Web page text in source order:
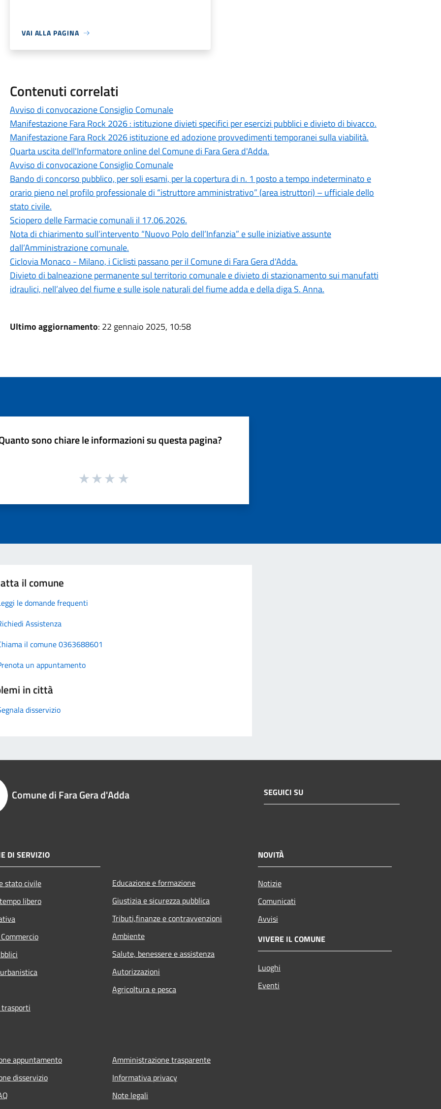
VAI ALLA PAGINA
Contenuti correlati
Avviso di convocazione Consiglio Comunale
Manifestazione Fara Rock 2026 : istituzione divieti specifici per esercizi pubblici e divieto di bivacco.
Manifestazione Fara Rock 2026 istituzione ed adozione provvedimenti temporanei sulla viabilità.
Quarta uscita dell'Informatore online del Comune di Fara Gera d'Adda.
Avviso di convocazione Consiglio Comunale
Bando di concorso pubblico, per soli esami, per la copertura di n. 1 posto a tempo indeterminato e
orario pieno nel profilo professionale di “istruttore amministrativo” (area istruttori) – ufficiale dello
stato civile.
Sciopero delle Farmacie comunali il 17.06.2026.
Nota di chiarimento sull’intervento “Nuovo Polo dell’Infanzia” e sulle iniziative assunte
dall’Amministrazione comunale.
Ciclovia Monaco - Milano, i Ciclisti passano per il Comune di Fara Gera d'Adda.
Divieto di balneazione permanente sul territorio comunale e divieto di stazionamento sui manufatti
idraulici, nell’alveo del fiume e sulle isole naturali del fiume adda e della diga S. Anna.
Ultimo aggiornamento: 22 gennaio 2025, 10:58
sono chiare le informazioni su questa pagina?
il comune
le domande frequenti
Assistenza
il comune 0363688601
un appuntamento
in città
disservizio
Comune di Fara Gera d'Adda SEGUICI SU
DI SERVIZIO
stato civile
libero
Educazione e formazione
Giustizia e sicurezza pubblica
Tributi,finanze e contravvenzioni
Ambiente
Salute, benessere e assistenza
Autorizzazioni
Agricoltura e pesca
NOVITÀ
Notizie
Comunicati
Avvisi
VIVERE IL COMUNE
Luoghi
Eventi
appuntamento
disservizio
Amministrazione trasparente
Informativa privacy
Note legali